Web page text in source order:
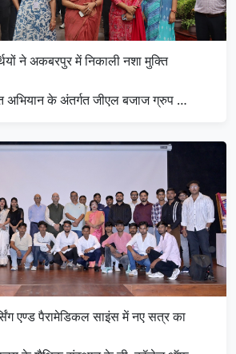
ने अकबरपुर में निकाली नशा मुक्ति
अभियान के अंतर्गत जीएल बजाज ग्रुप …
एण्ड पैरामेडिकल साइंस में नए सत्र का